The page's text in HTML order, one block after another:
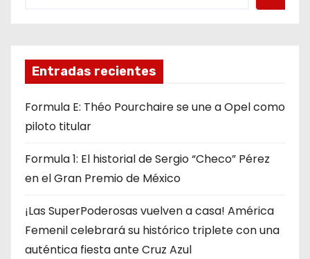
Entradas recientes
Formula E: Théo Pourchaire se une a Opel como
piloto titular
Formula 1: El historial de Sergio “Checo” Pérez
en el Gran Premio de México
¡Las SuperPoderosas vuelven a casa! América
Femenil celebrará su histórico triplete con una
auténtica fiesta ante Cruz Azul